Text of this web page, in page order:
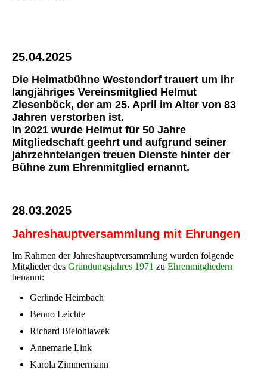
25.04.2025
Die Heimatbühne Westendorf trauert um ihr
langjähriges Vereinsmitglied Helmut
Ziesenböck, der am 25. April im Alter von 83
Jahren verstorben ist.
In 2021 wurde Helmut für 50 Jahre
Mitgliedschaft geehrt und aufgrund seiner
jahrzehntelangen treuen Dienste hinter der
Bühne zum Ehrenmitglied ernannt.
28.03.2025
Jahreshauptversammlung mit Ehrungen
Im Rahmen der Jahreshauptversammlung wurden folgende
Mitglieder des Gründungsjahres 1971 zu Ehrenmitgliedern
benannt:
Gerlinde Heimbach
Benno Leichte
Richard Bielohlawek
Annemarie Link
Karola Zimmermann